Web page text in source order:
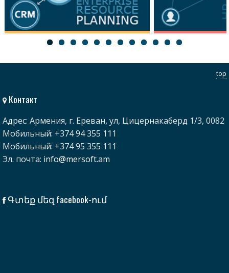
Персонал
top
Контакт
Адрес: Армения, г. Ереван, ул, Цицернакаберд 1/3, 0082
Мобильный: +374 94 355 111
Мобильный: +374 95 355 111
Эл. почта: info@mersoft.am
Գտեք մեզ facebook-ում